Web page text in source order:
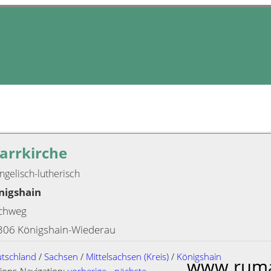
lutherisch
Königshain-Wiederau
/Sachsen / Mittelsachsen (Kreis) / Königshain